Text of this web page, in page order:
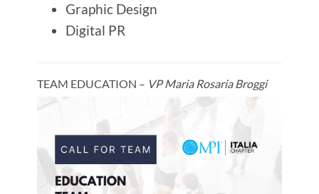
Graphic Design
Digital PR
TEAM EDUCATION – VP Maria Rosaria Broggi